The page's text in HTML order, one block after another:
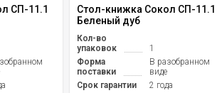
СП-11.1
Стол-книжка Сокол СП-11.1
Беленый дуб
Кол-во
упаковок
1
Форма
поставки
В разобранном
виде
Срок гарантии
2 года